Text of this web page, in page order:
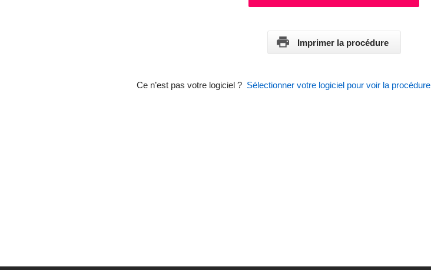
Imprimer la procédure
Ce n’est pas votre logiciel ? Sélectionner votre logiciel pour voir la procédure